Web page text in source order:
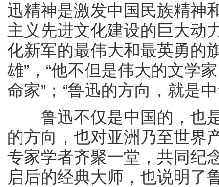
迅精神是激发中国民族精神
主义先进文化建设的巨大动
化新军的最伟大和最英勇的
雄”，“他不但是伟大的文学
命家”；“鲁迅的方向，就是
鲁迅不仅是中国的，也是
的方向，也对亚洲乃至世界
专家学者齐聚一堂，共同纪
启后的经典大师，也说明了